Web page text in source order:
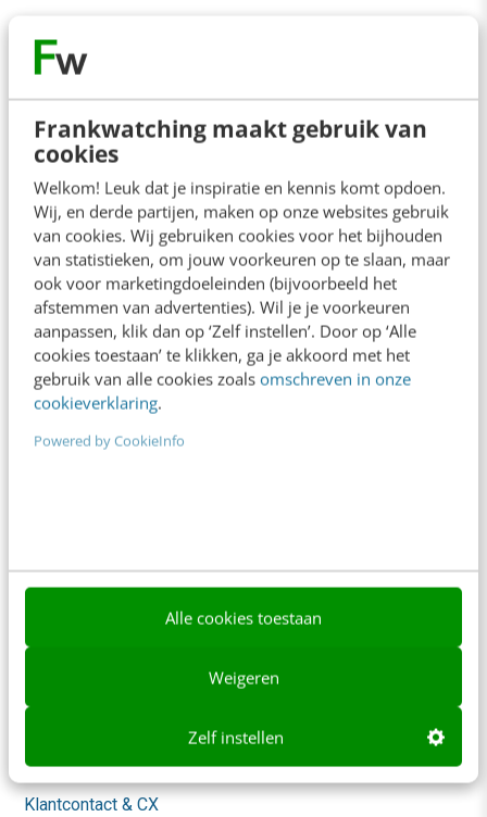
Frankwatching maakt gebruik van
cookies
Welkom! Leuk dat je inspiratie en kennis komt opdoen.
Wij, en derde partijen, maken op onze websites gebruik
van cookies. Wij gebruiken cookies voor het bijhouden
van statistieken, om jouw voorkeuren op te slaan, maar
ook voor marketingdoeleinden (bijvoorbeeld het
afstemmen van advertenties). Wil je je voorkeuren
aanpassen, klik dan op ‘Zelf instellen’. Door op ‘Alle
cookies toestaan’ te klikken, ga je akkoord met het
gebruik van alle cookies zoals omschreven in onze
cookieverklaring.
Powered by CookieInfo
Alle cookies toestaan
Weigeren
Zelf instellen
Contact Redactie
redactie@frankwatching.com
+31 30 200 1045
Tarieven
Meer contactopties
Frankwatching
Adverteren
Werken bij
Content & Communicatie
Klantcontact & CX